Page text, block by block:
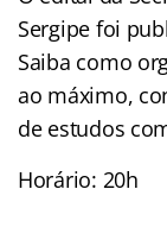
Sergipe foi
Saiba como
ao máximo,
de estudos
Horário: 20h